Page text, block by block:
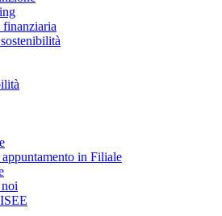
finanziaria
in Filiale